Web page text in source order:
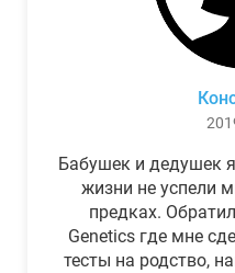
Бабушек и дедушек
жизни не успели
предках.
Genetics где мне
тесты на родство,